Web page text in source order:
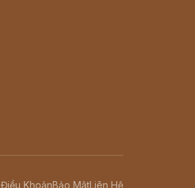
Điều KhoảnBảo MậtLiên Hệ